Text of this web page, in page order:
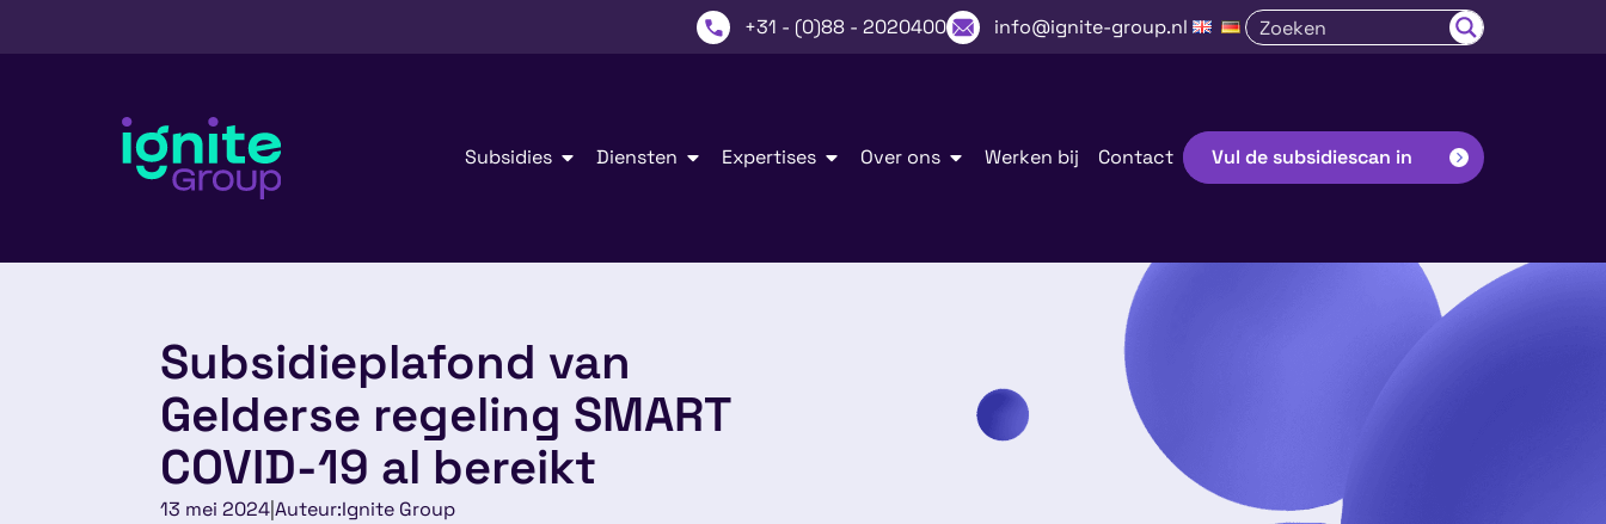
+31 - (0)88 - 2020400 info@ignite-group.nl
Subsidies Diensten Expertises Over ons Werken bij Contact Vul de subsidiescan in
Subsidieplafond van
Gelderse regeling SMART
COVID-19 al bereikt
13 mei 2024|Auteur:Ignite Group